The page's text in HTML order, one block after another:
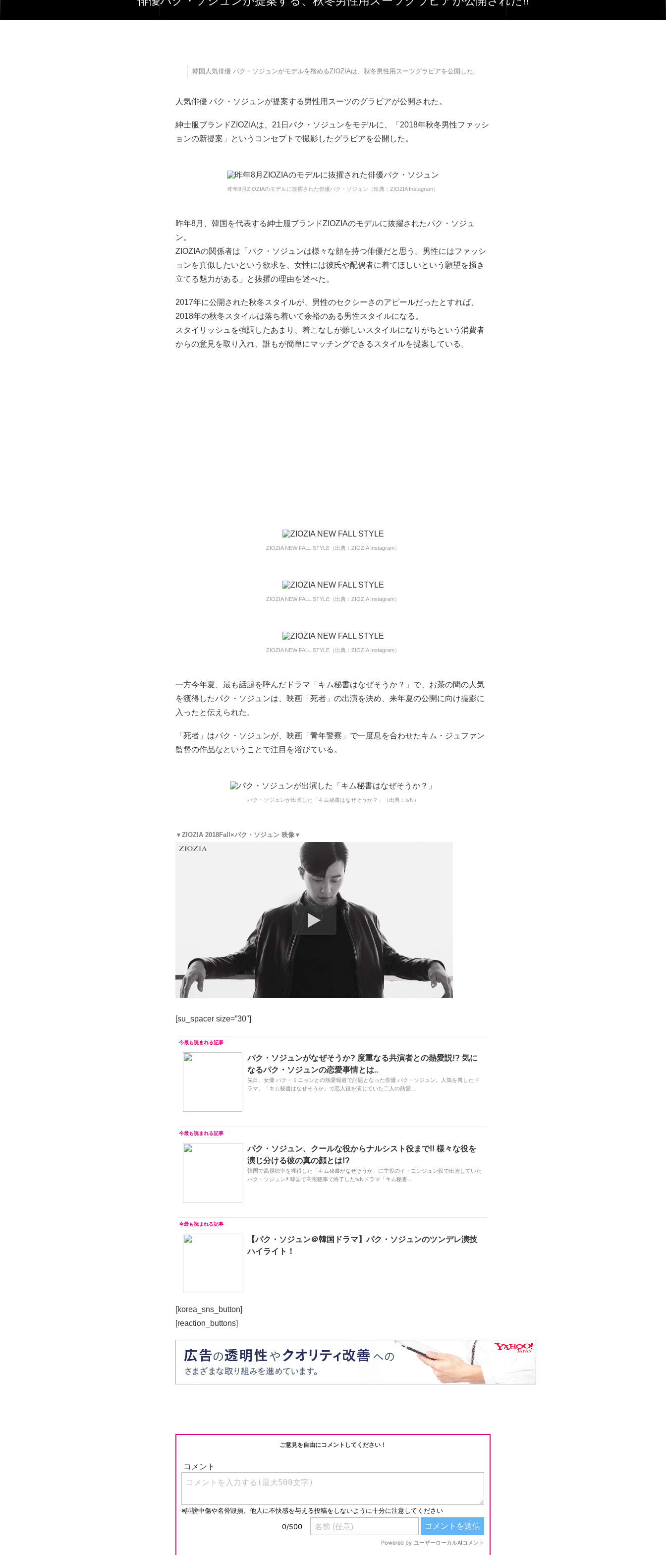
韓国人気俳優 パク・ソジュンがモデルを務めるZIOZIAは、秋冬男性用スーツグラビアを公開した。
人気俳優 パク・ソジュンが提案する男性用スーツのグラビアが公開された。
紳士服ブランドZIOZIAは、21日パク・ソジュンをモデルに、「2018年秋冬男性ファッシ
ョンの新提案」というコンセプトで撮影したグラビアを公開した。
昨年8月ZIOZIAのモデルに抜擢された俳優パク・ソジュン（出典：ZIOZIA Instagram）
昨年8月、韓国を代表する紳士服ブランドZIOZIAのモデルに抜擢されたパク・ソジュ
ン。
ZIOZIAの関係者は「パク・ソジュンは様々な顔を持つ俳優だと思う。男性にはファッシ
ョンを真似したいという欲求を、女性には彼氏や配偶者に着てほしいという願望を掻き
立てる魅力がある」と抜擢の理由を述べた。
2017年に公開された秋冬スタイルが、男性のセクシーさのアピールだったとすれば、
2018年の秋冬スタイルは落ち着いて余裕のある男性スタイルになる。
スタイリッシュを強調したあまり、着こなしが難しいスタイルになりがちという消費者
からの意見を取り入れ、誰もが簡単にマッチングできるスタイルを提案している。
ZIOZIA NEW FALL STYLE（出典：ZIOZIA Instagram）
ZIOZIA NEW FALL STYLE（出典：ZIOZIA Instagram）
ZIOZIA NEW FALL STYLE（出典：ZIOZIA Instagram）
一方今年夏、最も話題を呼んだドラマ「キム秘書はなぜそうか？」で、お茶の間の人気
を獲得したパク・ソジュンは、映画「死者」の出演を決め、来年夏の公開に向け撮影に
入ったと伝えられた。
「死者」はパク・ソジュンが、映画「青年警察」で一度息を合わせたキム・ジュファン
監督の作品なということで注目を浴びている。
パク・ソジュンが出演した「キム秘書はなぜそうか？」（出典：tvN）
▼ZIOZIA 2018Fall×パク・ソジュン 映像▼
[su_spacer size=”30″]
パク・ソジュンがなぜそうか? 度重なる共演者との熱愛説!? 気に
なるパク・ソジュンの恋愛事情とは..
先日、女優 パク・ミニョンとの熱愛報道で話題となった俳優 パク・ソジュン。人気を博したド
ラマ、「キム秘書はなぜそうか」で恋人役を演じていた二人の熱愛...
パク・ソジュン、クールな役からナルシスト役まで!! 様々な役を
演じ分ける彼の真の顔とは!?
韓国で高視聴率を獲得した「キム秘書がなぜそうか」に主役のイ・ヨンジュン役で出演していた
パク・ソジュン!! 韓国で高視聴率で終了したtvNドラマ「キム秘書...
【パク・ソジュン＠韓国ドラマ】パク・ソジュンのツンデレ演技
ハイライト！
[korea_sns_button]
[reaction_buttons]
ご意見を自由にコメントしてください！